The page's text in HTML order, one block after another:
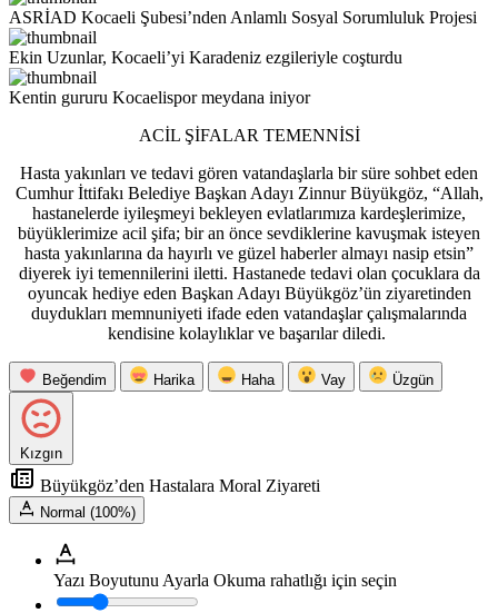
ASRİAD Kocaeli Şubesi’nden Anlamlı Sosyal Sorumluluk Projesi
Ekin Uzunlar, Kocaeli’yi Karadeniz ezgileriyle coşturdu
Kentin gururu Kocaelispor meydana iniyor
ACİL ŞİFALAR TEMENNİSİ
Hasta yakınları ve tedavi gören vatandaşlarla bir süre sohbet eden
Cumhur İttifakı Belediye Başkan Adayı Zinnur Büyükgöz, “Allah,
hastanelerde iyileşmeyi bekleyen evlatlarımıza kardeşlerimize,
büyüklerimize acil şifa; bir an önce sevdiklerine kavuşmak isteyen
hasta yakınlarına da hayırlı ve güzel haberler almayı nasip etsin”
diyerek iyi temennilerini iletti. Hastanede tedavi olan çocuklara da
oyuncak hediye eden Başkan Adayı Büyükgöz’ün ziyaretinden
duydukları memnuniyeti ifade eden vatandaşlar çalışmalarında
kendisine kolaylıklar ve başarılar diledi.
Beğendim Harika Haha Vay Üzgün
Kızgın
Büyükgöz’den Hastalara Moral Ziyareti
Normal (100%)
Yazı Boyutunu Ayarla Okuma rahatlığı için seçin